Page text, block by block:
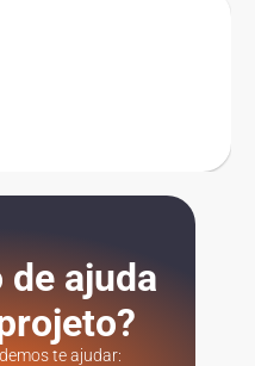
ajuda
te ajudar: